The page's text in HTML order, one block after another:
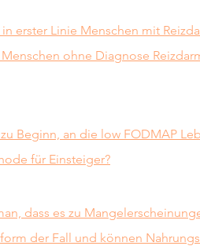
erster Linie Menschen mit
ohne Diagnose
Beginn, an die low FODMAP
für Einsteiger?
dass es zu
der Fall und können